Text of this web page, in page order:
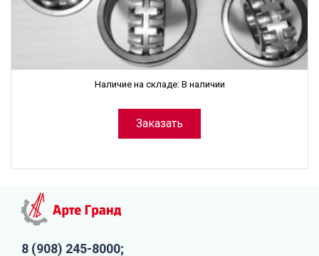
Наличие на складе: В наличии
Заказать
8 (908) 245-8000;